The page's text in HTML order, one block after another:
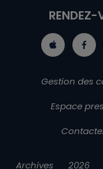
RENDEZ-
Gestion des
Espace
Archives 2026